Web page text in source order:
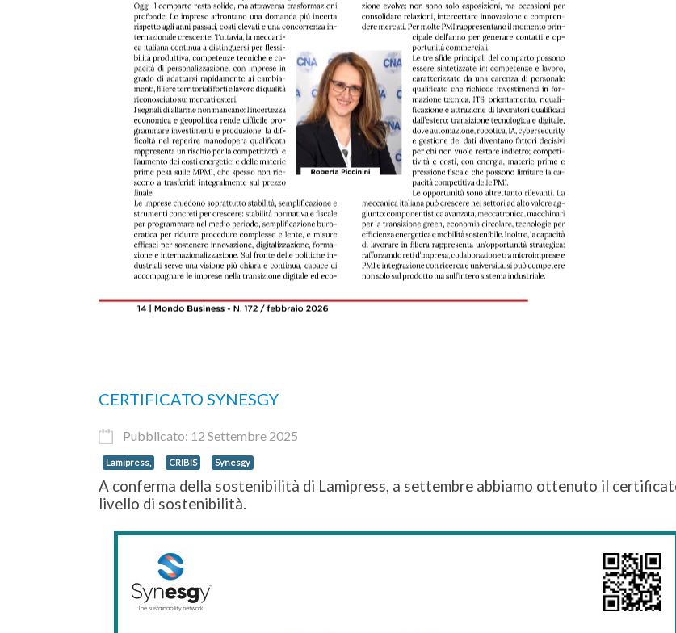
CERTIFICATO SYNESGY
Pubblicato: 12 Settembre 2025
Lamipress, CRIBIS Synesgy
A conferma della sostenibilità di Lamipress, a settembre abbiamo ottenuto il
livello di sostenibilità.